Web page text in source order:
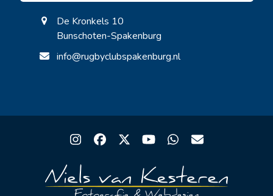
De Kronkels 10
Bunschoten-Spakenburg
info@rugbyclubspakenburg.nl
Instagram
Facebook
TwitterYouTubeWhatsapp
Email